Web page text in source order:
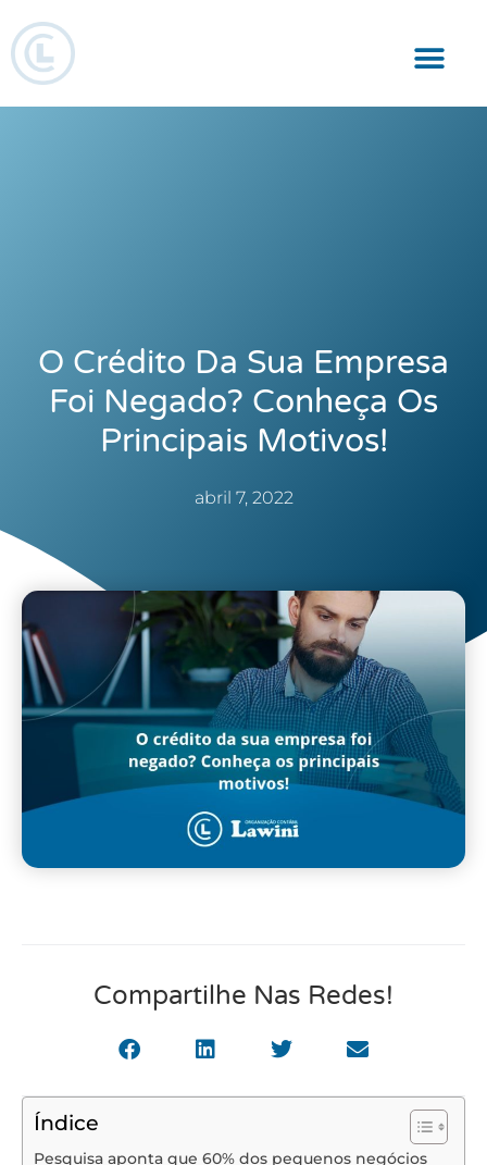
O Crédito Da Sua Empresa
Foi Negado? Conheça Os
Principais Motivos!
abril 7, 2022
Compartilhe Nas Redes!
Índice
Pesquisa aponta que 60% dos pequenos negócios